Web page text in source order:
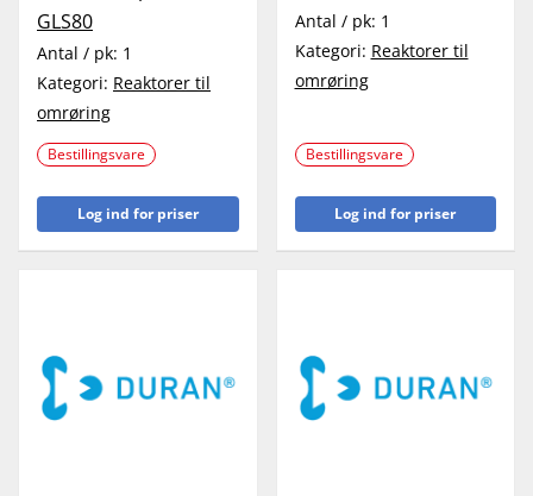
GLS80
Antal / pk: 1
Kategori: Reaktorer til
omrøring
Bestillingsvare
Log ind for priser
Antal / pk: 1
Kategori: Reaktorer til
omrøring
Bestillingsvare
Log ind for priser